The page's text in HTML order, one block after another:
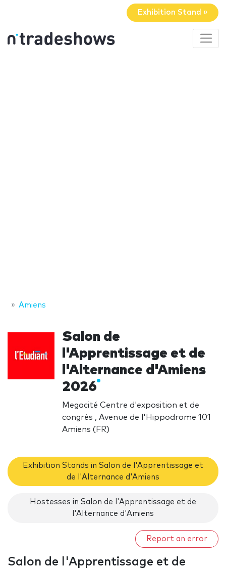
Exhibition Stand »
Amiens
Salon de
l'Apprentissage et de
l'Alternance d'Amiens
2026
Megacité Centre d'exposition et de
congrès , Avenue de l'Hippodrome 101
Amiens (FR)
Exhibition Stands in Salon de l'Apprentissage et
de l'Alternance d'Amiens
Hostesses in Salon de l'Apprentissage et de
l'Alternance d'Amiens
Report an error
Salon de l'Apprentissage et de